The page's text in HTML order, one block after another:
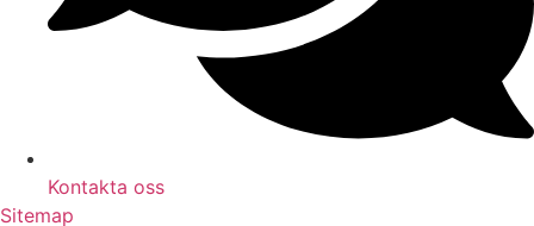
Kontakta oss
Sitemap